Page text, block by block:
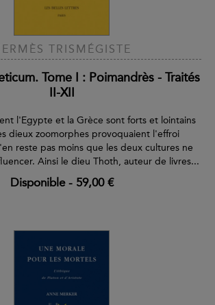
TRISMÉGISTE
Tome I : Poimandrès - Traités
II-XII
l'Egypte et la Grèce sont forts et lointains
dieux zoomorphes provoquaient l'effroi
reste pas moins que les deux cultures ne
Ainsi le dieu Thoth, auteur de livres...
Disponible- 59,00 €